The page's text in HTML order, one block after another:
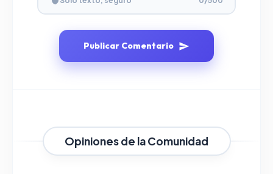
Publicar Comentario
Opiniones de la Comunidad